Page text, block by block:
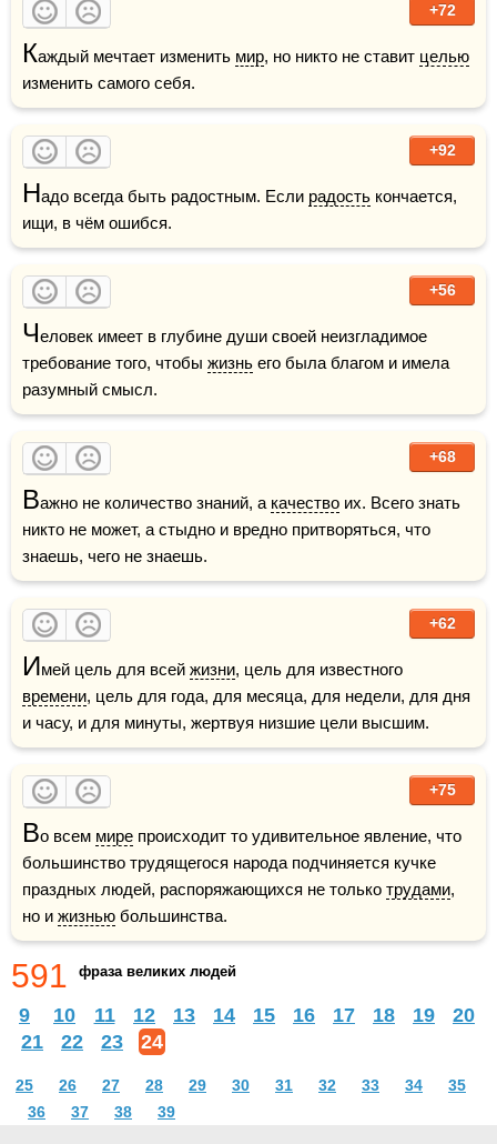
+72
Каждый мечтает изменить мир, но никто не ставит целью
изменить самого себя.
+92
Надо всегда быть радостным. Если радость кончается,
ищи, в чём ошибся.
+56
Человек имеет в глубине души своей неизгладимое
требование того, чтобы жизнь его была благом и имела
разумный смысл.
+68
Важно не количество знаний, а качество их. Всего знать
никто не может, а стыдно и вредно притворяться, что
знаешь, чего не знаешь.
+62
Имей цель для всей жизни
времени, цель для года, для месяца, для недели, для дня
и часу, и для минуты, жертвуя низшие цели высшим.
+75
Во всем мире происходит то удивительное явление, что
большинство трудящегося народа подчиняется кучке
праздных людей, распоряжающихся не только трудами,
но и жизнью большинства.
591 фраза великих людей
9 10 11 12 13 14 15 16 17 18 19
20
21
22 23 24
25 26 27 28 29 30 31 32 33 34
35
36
37 38 39